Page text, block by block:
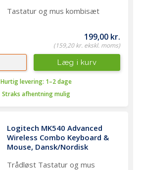
Tastatur og mus kombisæt
199,00 kr.
(159,20 kr. ekskl. moms)
Hurtig levering: 1–2 dage
Straks afhentning mulig
Læg i kurv
Logitech MK540 Advanced
Wireless Combo Keyboard &
Mouse, Dansk/Nordisk
Trådløst Tastatur og mus